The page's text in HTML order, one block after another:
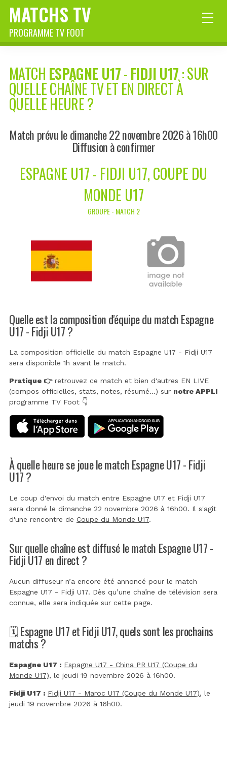
MATCHS TV
PROGRAMME TV FOOT
MATCH ESPAGNE U17-FIDJI U17: SUR
QUELLE CHAÎNE TV ET EN DIRECT À
QUELLE HEURE ?
Match prévu le dimanche 22 novembre 2026 à 16h00
Diffusion à confirmer
ESPAGNE U17 - FIDJI U17, COUPE DU
MONDE U17
GROUPE - MATCH 2
Quelle est la composition d'équipe du match Espagne
U17 - Fidji U17 ?
La composition officielle du match Espagne U17 - Fidji U17
sera disponible 1h avant le match.
Pratique 👉retrouvez ce match et bien d'autres EN LIVE
(compos officielles, stats, notes, résumé...) sur notre APPLI
programme TV Foot 👇
À quelle heure se joue le match Espagne U17 - Fidji
U17 ?
Le coup d'envoi du match entre Espagne U17 et Fidji U17
sera donné le dimanche 22 novembre 2026 à 16h00. Il s'agit
d'une rencontre de Coupe du Monde U17.
Sur quelle chaîne est diffusé le match Espagne U17 -
Fidji U17 en direct ?
Aucun diffuseur n’a encore été annoncé pour le match
Espagne U17 - Fidji U17. Dès qu’une chaîne de télévision sera
connue, elle sera indiquée sur cette page.
🗓️ Espagne U17 et Fidji U17, quels sont les prochains
matchs ?
Espagne U17 : Espagne U17 - China PR U17 (Coupe du
Monde U17), le jeudi 19 novembre 2026 à 16h00.
Fidji U17 : Fidji U17 - Maroc U17 (Coupe du Monde U17), le
jeudi 19 novembre 2026 à 16h00.